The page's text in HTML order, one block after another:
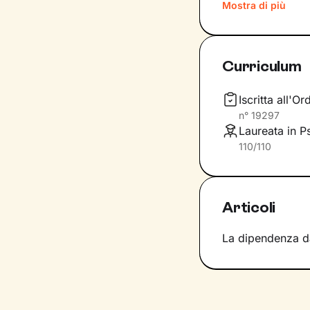
quinte:
aiutandoti a far
definiscono ma
Questo ti
individuare
Mostra di più
Curriculum
Iscritta
n° 19297
Laureata in
110/110
Articoli
La dipendenza